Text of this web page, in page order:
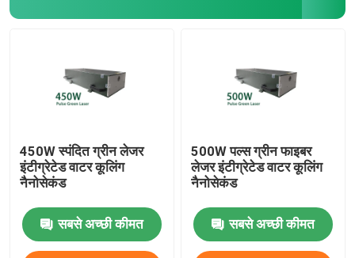
450W स्पंदित ग्रीन लेजर
इंटीग्रेटेड वाटर कूलिंग
नैनोसेकंड
सबसे अच्छी कीमत
500W पल्स ग्रीन फाइबर
लेजर इंटीग्रेटेड वाटर कूलिंग
नैनोसेकंड
सबसे अच्छी कीमत